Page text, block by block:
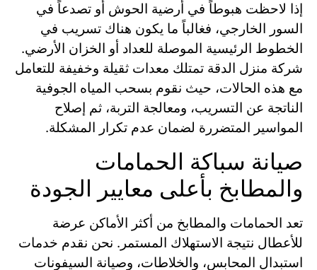
إذا لاحظت هبوطاً في أرضية الحوش أو تصدعاً في
السور الخارجي، فغالباً ما يكون هناك تسريب في
الخطوط الرئيسية الموصلة للعداد أو الخزان الأرضي.
شركة منزل الدقة تمتلك معدات ثقيلة وخفيفة للتعامل
مع هذه الحالات، حيث نقوم بسحب المياه الجوفية
الناتجة عن التسريب، ومعالجة التربة، ثم إصلاح
المواسير المتضررة لضمان عدم تكرار المشكلة.
صيانة سباكة الحمامات
والمطابخ بأعلى معايير الجودة
تعد الحمامات والمطابخ من أكثر الأماكن عرضة
للأعطال نتيجة الاستهلاك المستمر. نحن نقدم خدمات
استبدال المحابس، والخلاطات، وصيانة السيفونات